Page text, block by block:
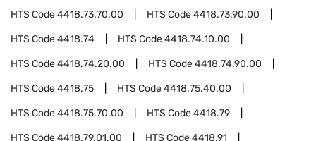
HTS Code4418.73.70.00 HTS Code4418.73.90.00
HTS Code4418.74 HTS Code4418.74.10.00
HTS Code4418.74.20.00 HTS Code4418.74.90.00
HTS Code4418.75 HTS Code4418.75.40.00
HTS Code4418.75.70.00 HTS Code4418.79
HTS Code4418.79.01.00 HTS Code4418.91